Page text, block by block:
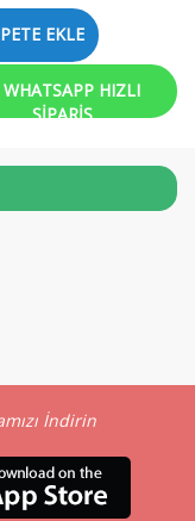
EKLE
WHATSAPP HIZLI
SIPARIŞ
İndirin